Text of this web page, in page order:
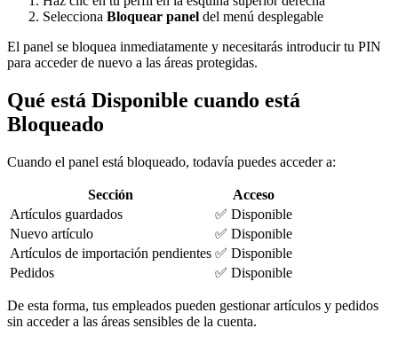
Selecciona Bloquear panel del menú desplegable
El panel se bloquea inmediatamente y necesitarás introducir tu PIN
para acceder de nuevo a las áreas protegidas.
Qué está Disponible cuando está
Bloqueado
Cuando el panel está bloqueado, todavía puedes acceder a:
Sección
Acceso
Artículos guardados
✅ Disponible
Nuevo artículo
✅ Disponible
Artículos de importación pendientes ✅ Disponible
Pedidos
✅ Disponible
De esta forma, tus empleados pueden gestionar artículos y pedidos
sin acceder a las áreas sensibles de la cuenta.